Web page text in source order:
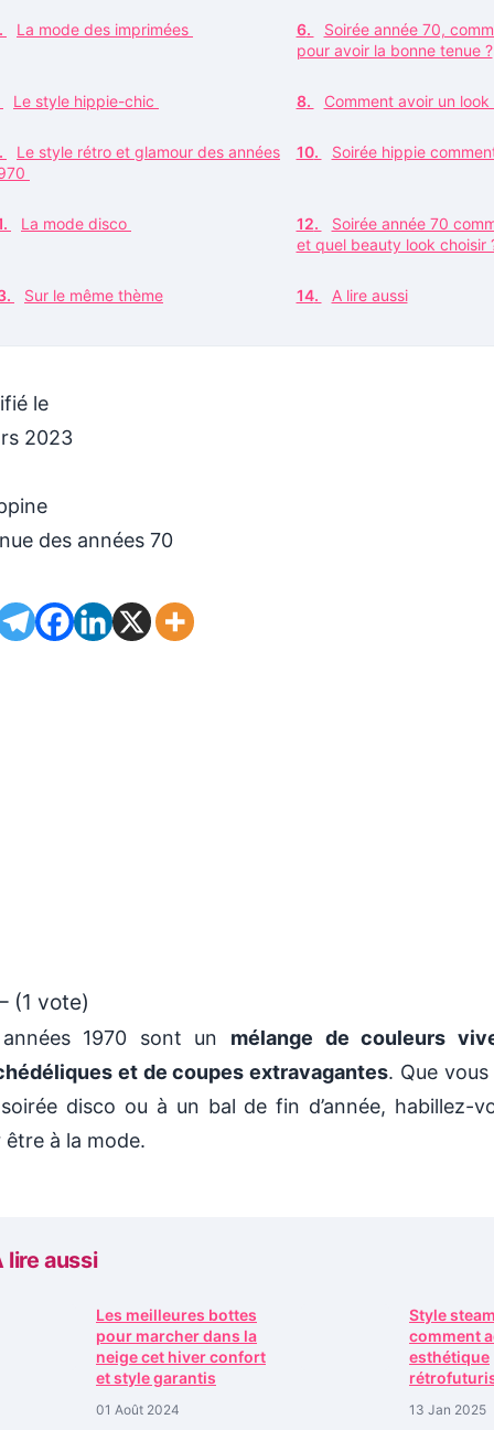
La mode des imprimées
Soirée année 70,
pour avoir la bonne tenue ?
Le style hippie-chic Comment avoir un look
Le style rétro et glamour des années
Soirée hippie
La mode disco
Soirée année 70
et quel beauty look choisir
Sur le même thème A lire aussi
le
2023
(1 vote)
1970 sont un mélange de couleurs
et de coupes extravagantes. Que
disco ou à un bal de fin d’année, habillez-
être à la mode.
lire aussi
Les meilleures bottes
pour marcher dans la
neige cet hiver confort
et style garantis
01 Août 2024
Style
comment
esthétique
13 Jan 2025